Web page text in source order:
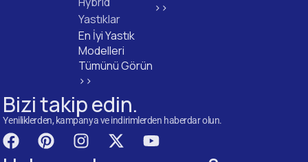
Yastıklar
En İyi Yastık
Modelleri
Tümünü Görün
>>
>>
Bizi takip edin.
Yeniliklerden, kampanya ve indirimlerden haberdar olun.